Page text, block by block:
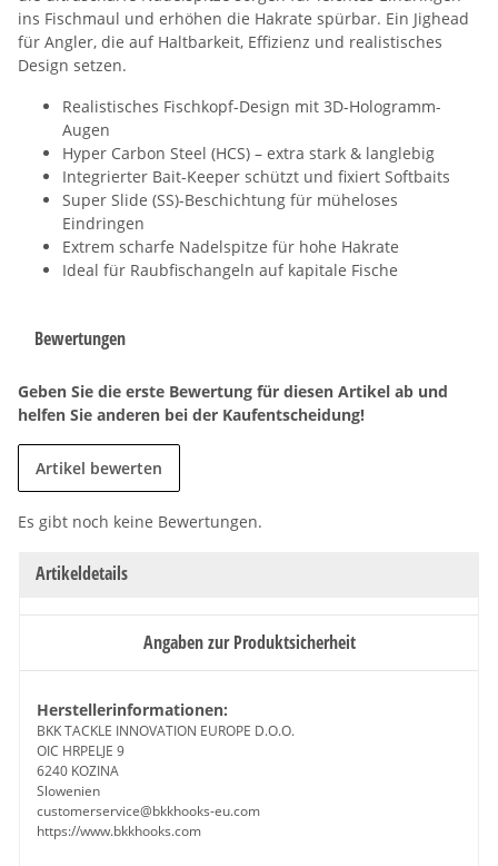
ins Fischmaul und erhöhen die Hakrate spürbar. Ein Jighead
für Angler, die auf Haltbarkeit, Effizienz und realistisches
Design setzen.
Realistisches Fischkopf-Design mit 3D-Hologramm-
Augen
Hyper Carbon Steel (HCS) – extra stark & langlebig
Integrierter Bait-Keeper schützt und fixiert Softbaits
Super Slide (SS)-Beschichtung für müheloses
Eindringen
Extrem scharfe Nadelspitze für hohe Hakrate
Ideal für Raubfischangeln auf kapitale Fische
Bewertungen
Geben Sie die erste Bewertung für diesen Artikel ab und
helfen Sie anderen bei der Kaufentscheidung!
Artikel bewerten
Es gibt noch keine Bewertungen.
Artikeldetails
Angaben zur Produktsicherheit
Herstellerinformationen:
BKK TACKLE INNOVATION EUROPE D.O.O.
OIC HRPELJE 9
6240 KOZINA
Slowenien
customerservice@bkkhooks-eu.com
https://www.bkkhooks.com